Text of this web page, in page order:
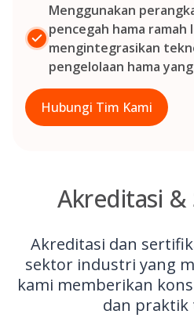
Menggunakan
pencegah hama ramah
mengintegrasikan
pengelolaan hama
Hubungi Tim Kami
Akreditasi &
Akreditasi dan
sektor industri yang
kami memberikan
dan praktik